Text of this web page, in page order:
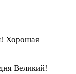
Хорошая
Великий!